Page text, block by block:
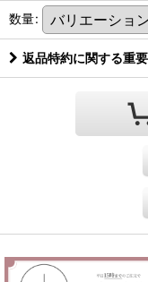
数量:
返品特約に関する重